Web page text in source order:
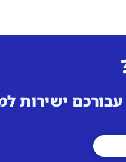
ישירות